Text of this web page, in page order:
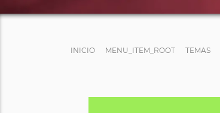
INICIO MENU_ITEM_ROOT TEMAS